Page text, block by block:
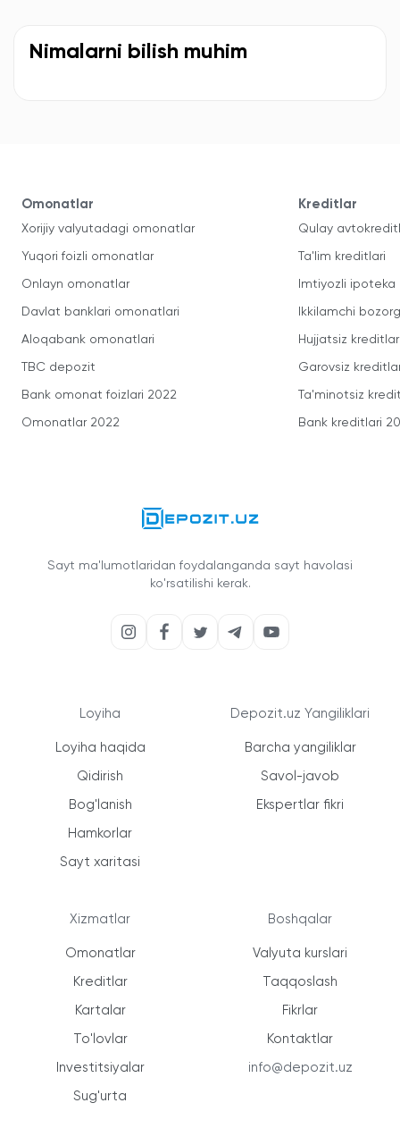
Nimalarni bilish muhim
Omonatlar
Xorijiy valyutadagi omonatlar
Yuqori foizli omonatlar
Onlayn omonatlar
Davlat banklari omonatlari
Aloqabank omonatlari
TBC depozit
Bank omonat foizlari 2022
Omonatlar 2022
Kreditlar
Qulay
Ta'lim kreditlari
Imtiyozli ipoteka
Ikkilamchi
Hujjatsiz kreditlar
Garovsiz
Ta'minotsiz
Bank kreditlari
Sayt ma'lumotlaridan foydalanganda sayt havolasi
ko'rsatilishi kerak.
Loyiha
Loyiha haqida
Qidirish
Bog'lanish
Hamkorlar
Sayt xaritasi
Xizmatlar
Omonatlar
Kreditlar
Kartalar
To'lovlar
Investitsiyalar
Sug'urta
Depozit.uz Yangiliklari
Barcha yangiliklar
Savol-javob
Ekspertlar fikri
Boshqalar
Valyuta kurslari
Taqqoslash
Fikrlar
Kontaktlar
info@depozit.uz